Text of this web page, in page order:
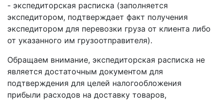
- экспедиторская расписка (заполняется
экспедитором, подтверждает факт получения
экспедитором для перевозки груза от клиента либо
от указанного им грузоотправителя).
Обращаем внимание, экспедиторская расписка не
является достаточным документом для
подтверждения для целей налогообложения
прибыли расходов на доставку товаров,